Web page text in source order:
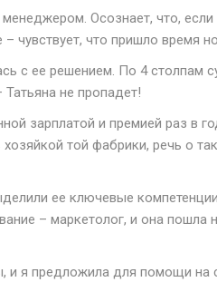
Осознает, что,
чувствует, что пришло время
с ее решением. По 4 столпам
не пропадет!
зарплатой и премией раз в
той фабрики, речь о
ее ключевые
– маркетолог, и она пошла
и я предложила для помощи на